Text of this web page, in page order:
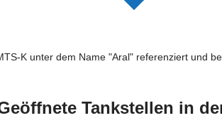
K unter dem Name "Aral" referenziert und
Tankstellen in